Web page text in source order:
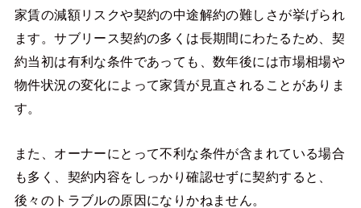
家賃の減額リスクや契約の中途解約の難しさが挙げられ
ます。サブリース契約の多くは長期間にわたるため、契
約当初は有利な条件であっても、数年後には市場相場や
物件状況の変化によって家賃が見直されることがありま
す。
また、オーナーにとって不利な条件が含まれている場合
も多く、契約内容をしっかり確認せずに契約すると、
後々のトラブルの原因になりかねません。